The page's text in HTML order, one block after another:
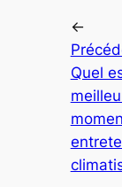
←
Quel